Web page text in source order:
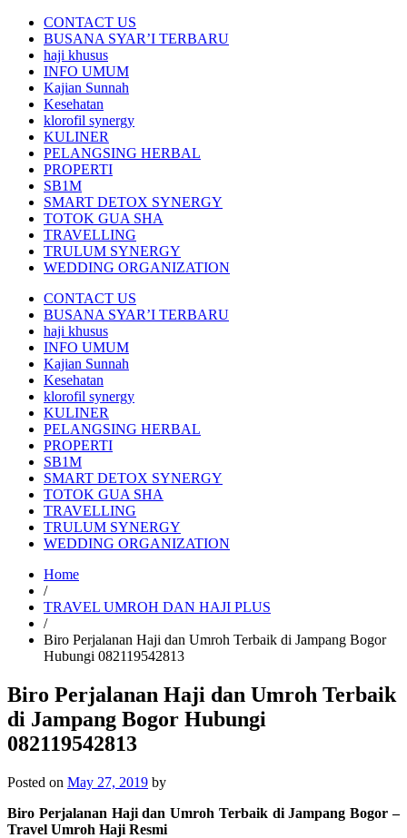
CONTACT US
BUSANA SYAR’I TERBARU
haji khusus
INFO UMUM
Kajian Sunnah
Kesehatan
klorofil synergy
KULINER
PELANGSING HERBAL
PROPERTI
SB1M
SMART DETOX SYNERGY
TOTOK GUA SHA
TRAVELLING
TRULUM SYNERGY
WEDDING ORGANIZATION
CONTACT US
BUSANA SYAR’I TERBARU
haji khusus
INFO UMUM
Kajian Sunnah
Kesehatan
klorofil synergy
KULINER
PELANGSING HERBAL
PROPERTI
SB1M
SMART DETOX SYNERGY
TOTOK GUA SHA
TRAVELLING
TRULUM SYNERGY
WEDDING ORGANIZATION
Home
/
TRAVEL UMROH DAN HAJI PLUS
/
Biro Perjalanan Haji dan Umroh Terbaik di Jampang Bogor
Hubungi 082119542813
Biro Perjalanan Haji dan Umroh Terbaik
di Jampang Bogor Hubungi
082119542813
Posted on May 27, 2019 by
Biro Perjalanan Haji dan Umroh Terbaik di Jampang Bogor –
Travel Umroh Haji Resmi